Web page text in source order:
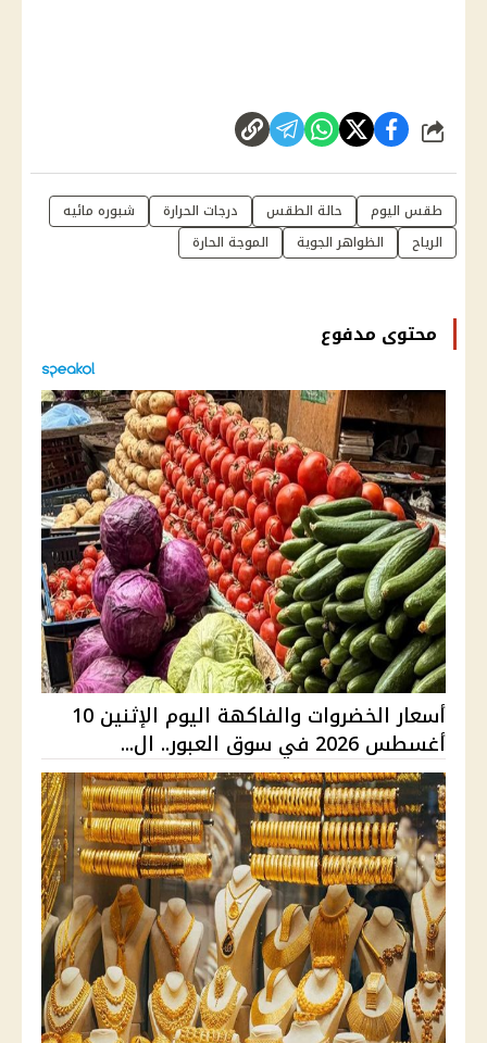
شارك
طقس اليوم حالة الطقس درجات الحرارة
شبوره مائيه
الرياح
الظواهر الجوية الموجة الحارة
محتوى مدفوع
أسعار الخضروات والفاكهة اليوم الإثنين 10
أغسطس 2026 في سوق العبور.. ال...